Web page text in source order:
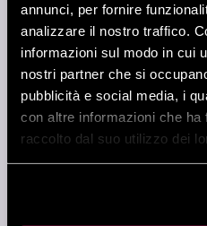
annunci, per fornire
analizzare il nostro traffico.
informazioni sul modo in cui
nostri partner che si
pubblicità e social media, i
con altre informazioni che ha
raccolto dal suo utilizzo dei
MLOPS ENGINEER
Pavia (IT) - Full Time |
TECHNICAL
(TAM)
Pavia (IT) - Full Time |
CANDIDATURA